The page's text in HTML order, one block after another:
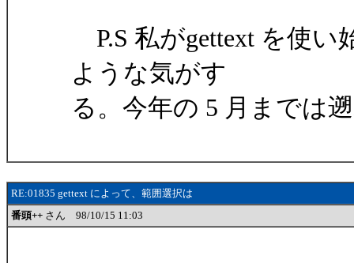
P.S 私がgettext を使
ような気がす
る。今年の 5 月までは
RE:01835 gettext によって、範囲選択は
番頭++ さん 98/10/15 11:03